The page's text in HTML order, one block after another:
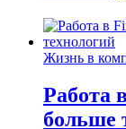
Жизнь в
Работа
больше